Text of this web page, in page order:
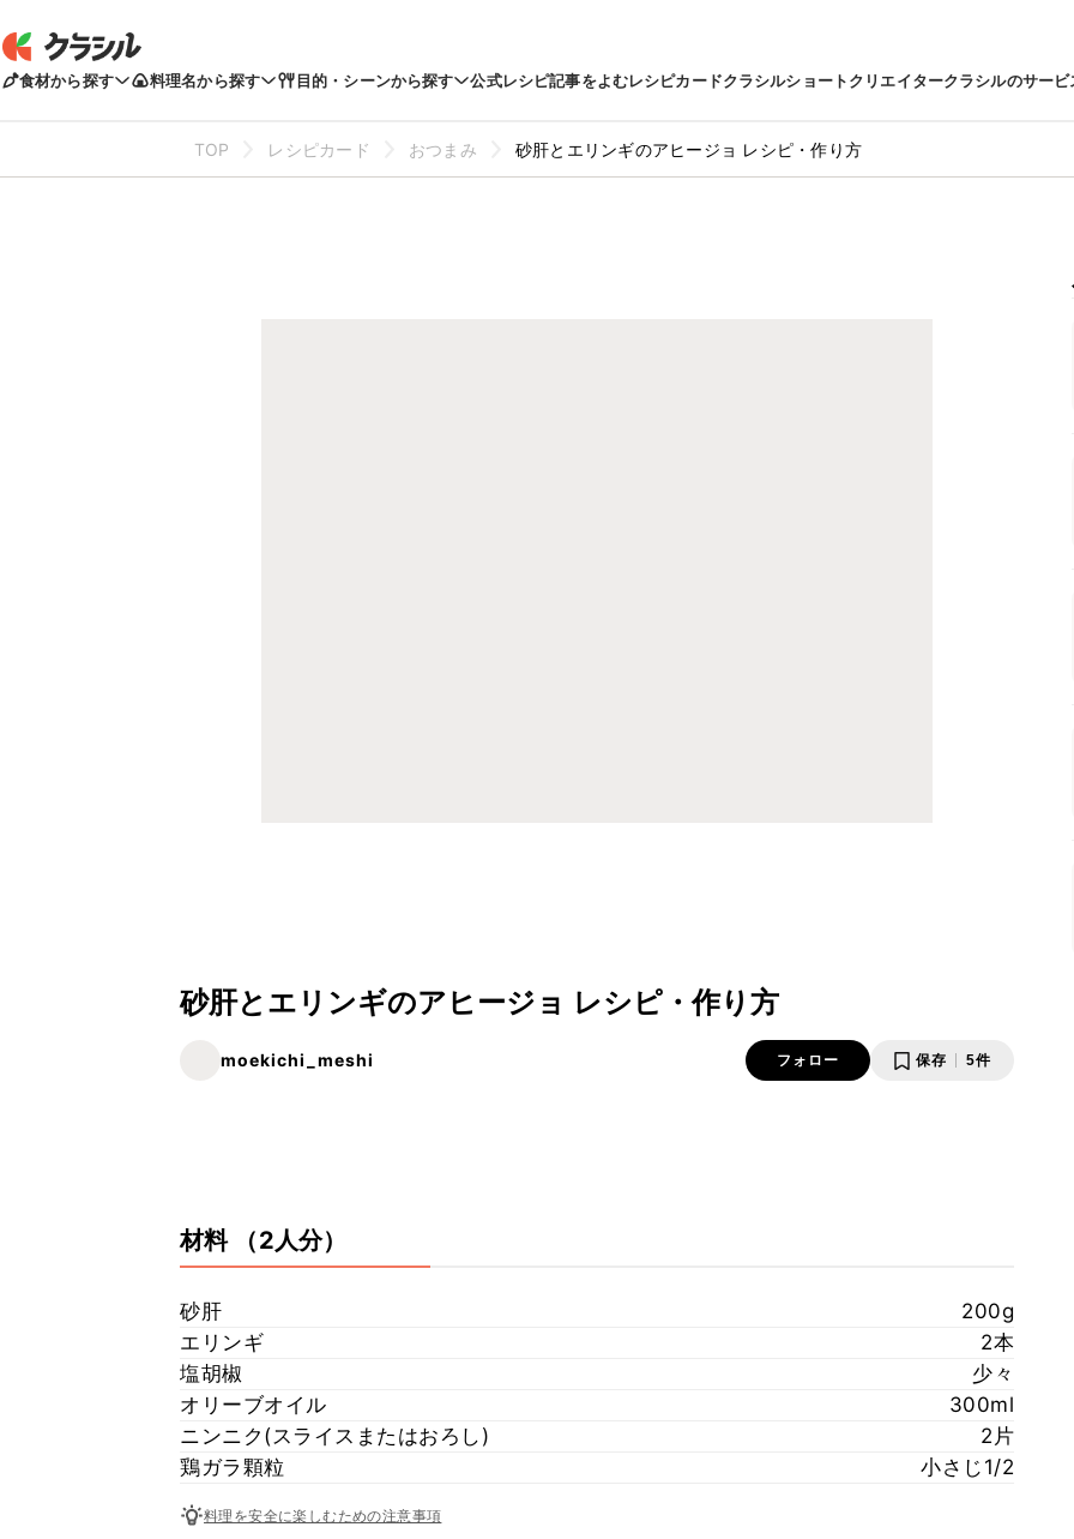
食材から探す 料理名から探す 目的・シーンから探す 公式レシピ記事をよむレシピカードクラシルショートクリエイタークラシルのサービ
TOP レシピカード おつまみ 砂肝とエリンギのアヒージョ レシピ・作り方
砂肝とエリンギのアヒージョ レシピ・作り方
moekichi_meshi フォロー 保存 5件
材料 （2人分）
砂肝
200g
エリンギ
2本
塩胡椒
少々
オリーブオイル
300ml
ニンニク(スライスまたはおろし)
2片
鶏ガラ顆粒
小さじ1/2
料理を安全に楽しむための注意事項